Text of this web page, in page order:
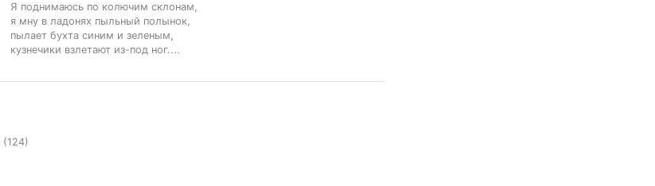
Я поднимаюсь по колючим склонам,
я мну в ладонях пыльный полынок,
пылает бухта синим и зеленым,
кузнечики взлетают из-под ног....
(124)